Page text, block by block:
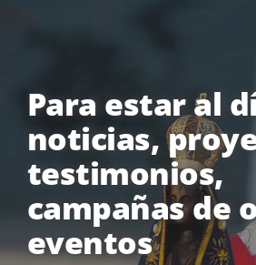
Para estar al
noticias,
testimonios,
campañas de
eventos